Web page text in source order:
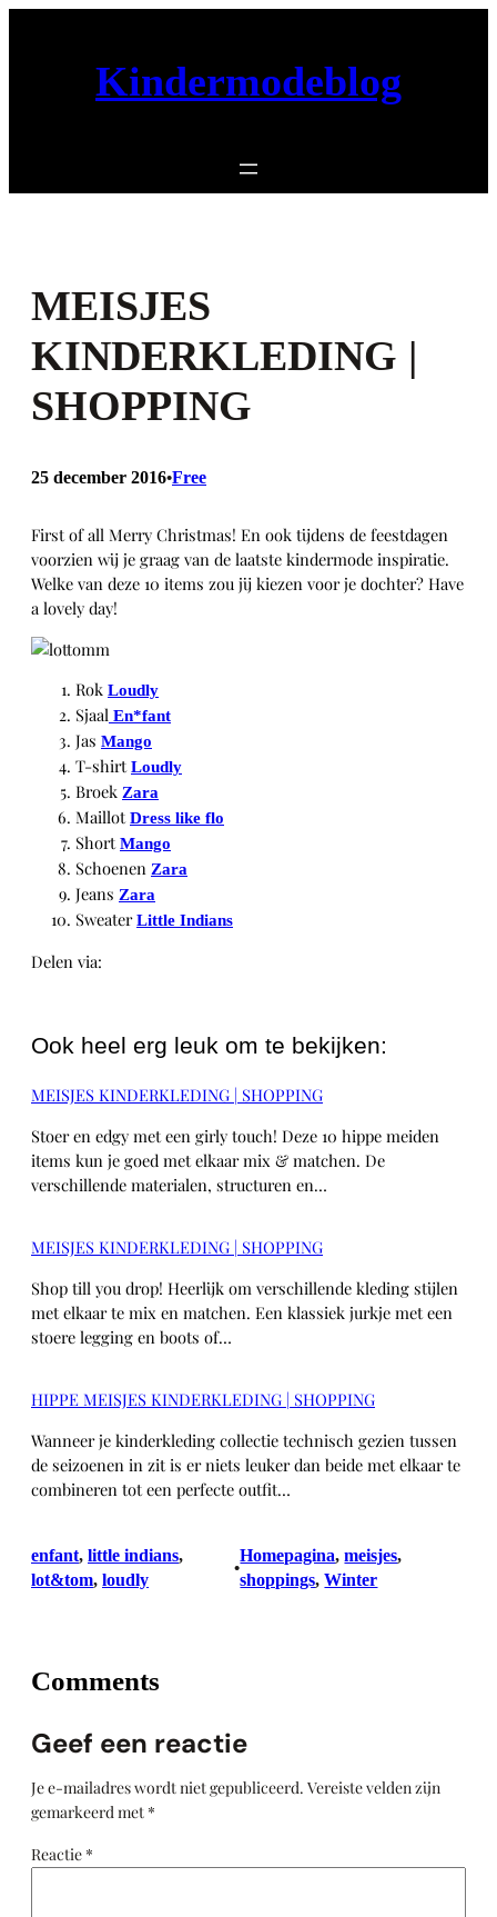
Kindermodeblog
MEISJES
KINDERKLEDING |
SHOPPING
25 december 2016•Free
First of all Merry Christmas! En ook tijdens de feestdagen
voorzien wij je graag van de laatste kindermode inspiratie.
Welke van deze 10 items zou jij kiezen voor je dochter? Have
a lovely day!
Rok Loudly
Sjaal En*fant
Jas Mango
T-shirtLoudly
Broek Zara
MaillotDress like flo
ShortMango
Schoenen Zara
Jeans Zara
SweaterLittle Indians
Delen via:
Ook heel erg leuk om te bekijken:
MEISJES KINDERKLEDING | SHOPPING
Stoer en edgy met een girly touch! Deze 10 hippe meiden
items kun je goed met elkaar mix & matchen. De
verschillende materialen, structuren en…
MEISJES KINDERKLEDING | SHOPPING
Shop till you drop! Heerlijk om verschillende kleding stijlen
met elkaar te mix en matchen. Een klassiek jurkje met een
stoere legging en boots of…
HIPPE MEISJES KINDERKLEDING | SHOPPING
Wanneer je kinderkleding collectie technisch gezien tussen
de seizoenen in zit is er niets leuker dan beide met elkaar te
combineren tot een perfecte outfit…
enfant, little indians
lot&tom, loudly
•
Homepagina, meisjes
shoppings, Winter
Comments
Geef een reactie
Je e-mailadres wordt niet gepubliceerd. Vereiste velden zijn
gemarkeerd met *
Reactie *